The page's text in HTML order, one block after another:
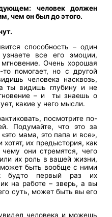
человек должен
чем он был до этого.
способность – один
все его эмоции,
Очень хорошая
помогает, но с другой
человека насквозь,
ты видишь глубину и не
– и ты знаешь о
какие у него мысли.
посмотрите по-
Подумайте, что это за
мама, это папа и все»,
их предыстория, как
они стремятся, чего
их роль в вашей жизни,
может быть вообще с ними
будто первый раз их
на работе – зверь, а вы
суть, может быть вы его
человека и можешь